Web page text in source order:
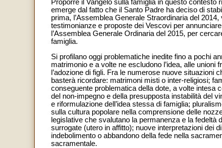
Proporre il Vangelo sulla famiglia in questo contesto
emerge dal fatto che il Santo Padre ha deciso di
prima, l’Assemblea Generale Straordinaria del
testimonianze e proposte dei Vescovi per
l’Assemblea Generale Ordinaria del 2015, per
famiglia.
Si profilano oggi problematiche inedite fino a pochi
matrimonio e a volte ne escludono l’idea, alle
l’adozione di figli. Fra le numerose nuove situazioni
basterà ricordare: matrimoni misti o inter-religiosi;
conseguente problematica della dote, a volte intesa
del non-impegno e della presupposta instabilità del
e riformulazione dell’idea stessa di famiglia;
sulla cultura popolare nella comprensione delle
legislative che svalutano la permanenza e la fedeltà
surrogate (utero in affitto); nuove interpretazioni dei
indebolimento o abbandono della fede nella
sacramentale.